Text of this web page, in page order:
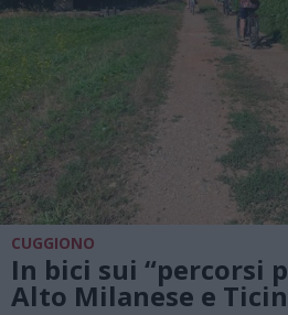
CUGGIONO
In bici sui “percorsi
Alto Milanese e